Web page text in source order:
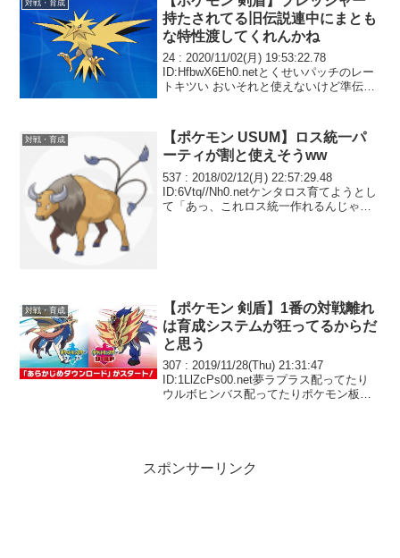
対戦・育成
持たされてる旧伝説連中にまとも
な特性渡してくれんかね
24 : 2020/11/02(月) 19:53:22.78
ID:HfbwX6Eh0.netとくせいパッチのレー
トキツい おいそれと使えないけど準伝は
対戦・育成
【ポケモン USUM】ロス統一パ
ーティが割と使えそうww
537 : 2018/02/12(月) 22:57:29.48
ID:6Vtq//Nh0.netケンタロス育てようとし
て「あっ、これロス統一作れるんじゃ
対戦・育成
【ポケモン 剣盾】1番の対戦離れ
は育成システムが狂ってるからだ
と思う
307 : 2019/11/28(Thu) 21:31:47
ID:1LlZcPs00.net夢ラプラス配ってたり
ウルボヒンバス配ってたりポケモン板っ
スポンサーリンク